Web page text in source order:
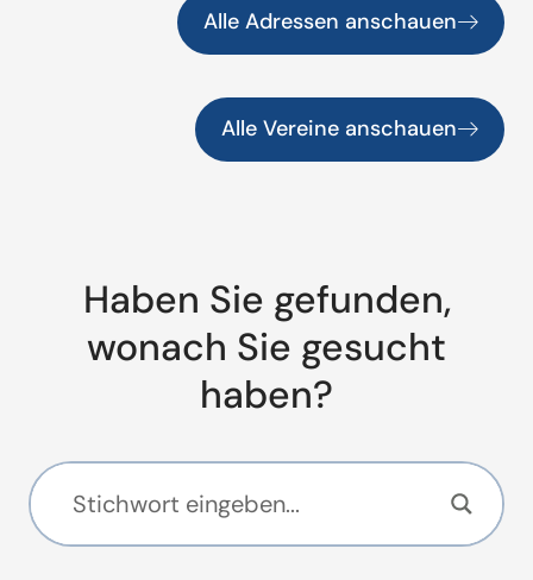
Alle Adressen anschauen
Alle Vereine anschauen
Haben Sie gefunden,
wonach Sie gesucht
haben?